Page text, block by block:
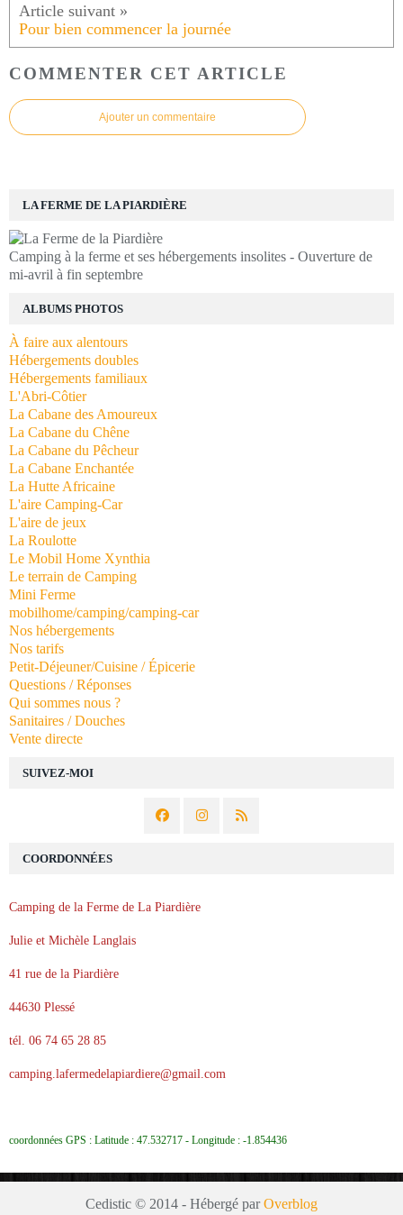
Pour bien commencer la journée
COMMENTER CET ARTICLE
Ajouter un commentaire
SUIVEZ-MOI
LA FERME DE LA PIARDIÈRE
Camping à la ferme et ses hébergements insolites - Ouverture de
mi-avril à fin septembre
ALBUMS PHOTOS
À faire aux alentours
Hébergements doubles
Hébergements familiaux
L'Abri-Côtier
La Cabane des Amoureux
La Cabane du Chêne
La Cabane du Pêcheur
La Cabane Enchantée
La Hutte Africaine
L'aire Camping-Car
L'aire de jeux
La Roulotte
Le Mobil Home Xynthia
Le terrain de Camping
Mini Ferme
mobilhome/camping/camping-car
Nos hébergements
Nos tarifs
Petit-Déjeuner/Cuisine / Épicerie
Questions / Réponses
Qui sommes nous ?
Sanitaires / Douches
Vente directe
COORDONNÉES
Camping de la Ferme de La Piardière
Julie et Michèle Langlais
41 rue de la Piardière
44630 Plessé
tél. 06 74 65 28 85
camping.lafermedelapiardiere@gmail.com
coordonnées GPS : Latitude : 47.532717 - Longitude : -1.854436
Cedistic © 2014 - Hébergé parOverblog